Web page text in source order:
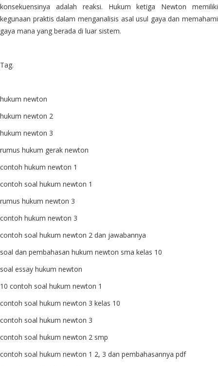
konsekuensinya adalah reaksi. Hukum ketiga Newton memiliki
kegunaan praktis dalam menganalisis asal usul gaya dan memahami
gaya mana yang berada di luar sistem.
Tag.
hukum newton
hukum newton 2
hukum newton 3
rumus hukum gerak newton
contoh hukum newton 1
contoh soal hukum newton 1
rumus hukum newton 3
contoh hukum newton 3
contoh soal hukum newton 2 dan jawabannya
soal dan pembahasan hukum newton sma kelas 10
soal essay hukum newton
10 contoh soal hukum newton 1
contoh soal hukum newton 3 kelas 10
contoh soal hukum newton 3
contoh soal hukum newton 2 smp
contoh soal hukum newton 1 2, 3 dan pembahasannya pdf